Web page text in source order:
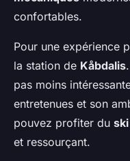
confortables.
Pour une expérience
la station de Kåbdalis
pas moins
entretenues et son
pouvez profiter du
et ressourçant.